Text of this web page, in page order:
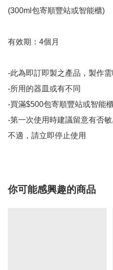
(300ml包寄順豐站或智能櫃)
有效期：4個月
-此為即訂即製之產品，製作
-所用的器皿或有不同
-買滿$500包寄順豐站或智能
-第一次使用時建議留意有否
不適，請立即停止使用
你可能感興趣的商品